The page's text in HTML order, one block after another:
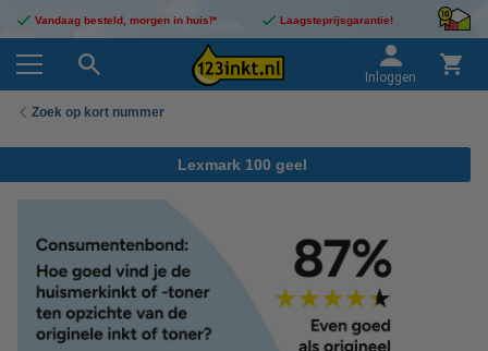
Vandaag besteld, morgen in huis!* Laagsteprijsgarantie!
Inloggen
Zoek op kort nummer
Lexmark 100 geel